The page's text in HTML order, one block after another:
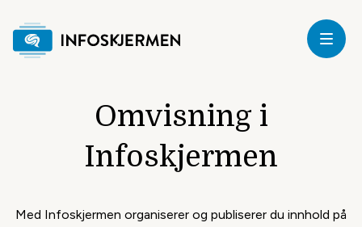
Omvisning i
Infoskjermen
Med Infoskjermen organiserer og publiserer du innhold på